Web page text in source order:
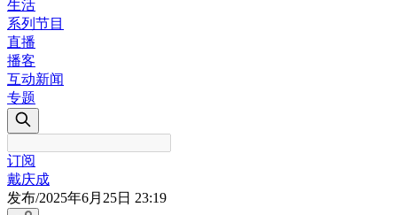
生活
系列节目
直播
播客
互动新闻
专题
订阅
戴庆成
发布/2025年6月25日 23:19